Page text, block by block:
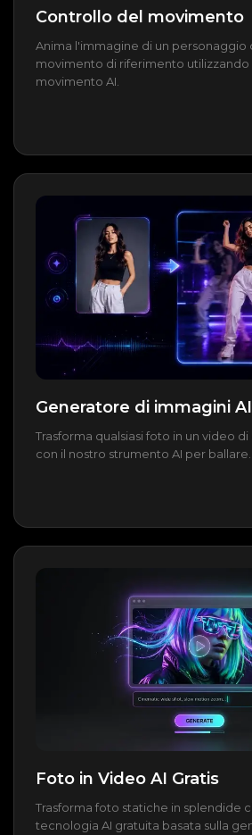
Controllo del movimento
Anima l'immagine di un personaggio
movimento di riferimento utilizzando
movimento AI.
Generatore di immagini
Trasforma qualsiasi foto in un video
con il nostro strumento AI per ballare.
Foto in Video AI Gratis
Trasforma foto statiche in splendide
tecnologia AI gratuita basata sulla